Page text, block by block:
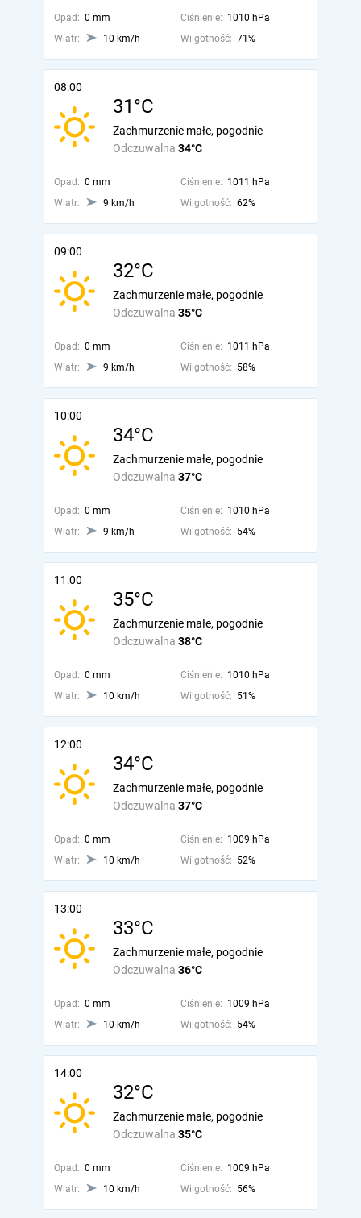
Opad: 0 mm Ciśnienie: 1010 hPa
Wiatr:
10 km/h Wilgotność: 71%
08:00
31°C
Odczuwalna 34°C
Zachmurzenie małe, pogodnie
Opad: 0 mm Ciśnienie: 1011 hPa
Wiatr:
9 km/h Wilgotność: 62%
09:00
32°C
Odczuwalna 35°C
Zachmurzenie małe, pogodnie
Opad: 0 mm Ciśnienie: 1011 hPa
Wiatr:
9 km/h Wilgotność: 58%
10:00
34°C
Odczuwalna 37°C
Zachmurzenie małe, pogodnie
Opad: 0 mm Ciśnienie: 1010 hPa
Wiatr:
9 km/h Wilgotność: 54%
11:00
35°C
Odczuwalna 38°C
Zachmurzenie małe, pogodnie
Opad: 0 mm Ciśnienie: 1010 hPa
Wiatr:
10 km/h Wilgotność: 51%
12:00
34°C
Odczuwalna 37°C
Zachmurzenie małe, pogodnie
Opad: 0 mm Ciśnienie: 1009 hPa
Wiatr:
10 km/h Wilgotność: 52%
13:00
33°C
Odczuwalna 36°C
Zachmurzenie małe, pogodnie
Opad: 0 mm Ciśnienie: 1009 hPa
Wiatr:
10 km/h Wilgotność: 54%
14:00
32°C
Odczuwalna 35°C
Zachmurzenie małe, pogodnie
Opad: 0 mm Ciśnienie: 1009 hPa
Wiatr:
10 km/h Wilgotność: 56%